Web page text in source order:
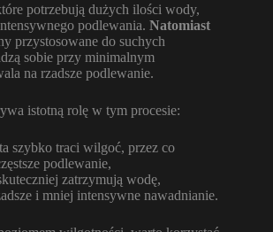
potrzebują dużych ilości wody,
podlewania. Natomiast
przystosowane do suchych
sobie przy minimalnym
na rzadsze podlewanie.
istotną rolę w tym procesie:
szybko traci wilgoć, przez co
podlewanie,
zatrzymują wodę,
i mniej intensywne nawadnianie.